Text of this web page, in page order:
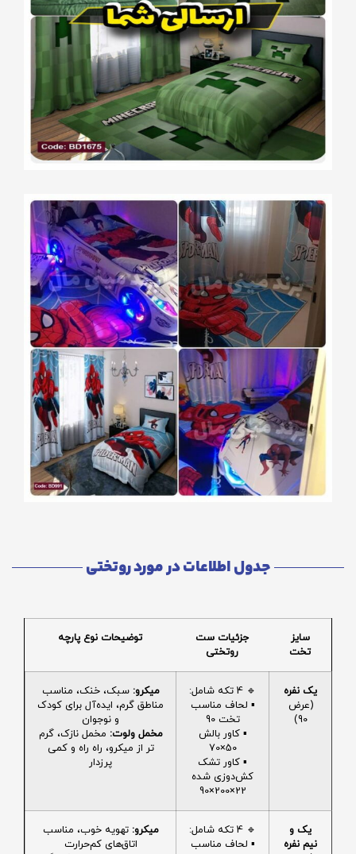
جدول اطلاعات در مورد روتختی
سایز
تخت
جزئیات ست
روتختی
توضیحات نوع پارچه
یک نفره
(عرض
90)
🔹 4 تکه شامل:
▪️ لحاف مناسب
تخت 90
▪️ کاور بالش
50×70
▪️ کاور تشک
کش‌دوزی شده
22×200×90
میکرو: سبک، خنک، مناسب
مناطق گرم، ایده‌آل برای کودک
و نوجوان
مخمل ولوت: مخمل نازک، گرم
تر از میکرو، راه راه و کمی
پرزدار
یک و
نیم نفره
🔹 4 تکه شامل:
▪️ لحاف مناسب
میکرو: تهویه خوب، مناسب
اتاق‌های کم‌حرارت